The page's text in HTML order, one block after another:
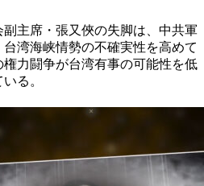
主席・張又俠の失脚は、中共軍
湾海峡情勢の不確実性を高めて
力闘争が台湾有事の可能性を低
る。